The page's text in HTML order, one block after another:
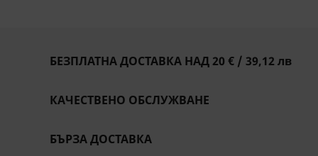
БЕЗПЛАТНА ДОСТАВКА НАД 20 € / 39,12 лв
КАЧЕСТВЕНО ОБСЛУЖВАНЕ
БЪРЗА ДОСТАВКА